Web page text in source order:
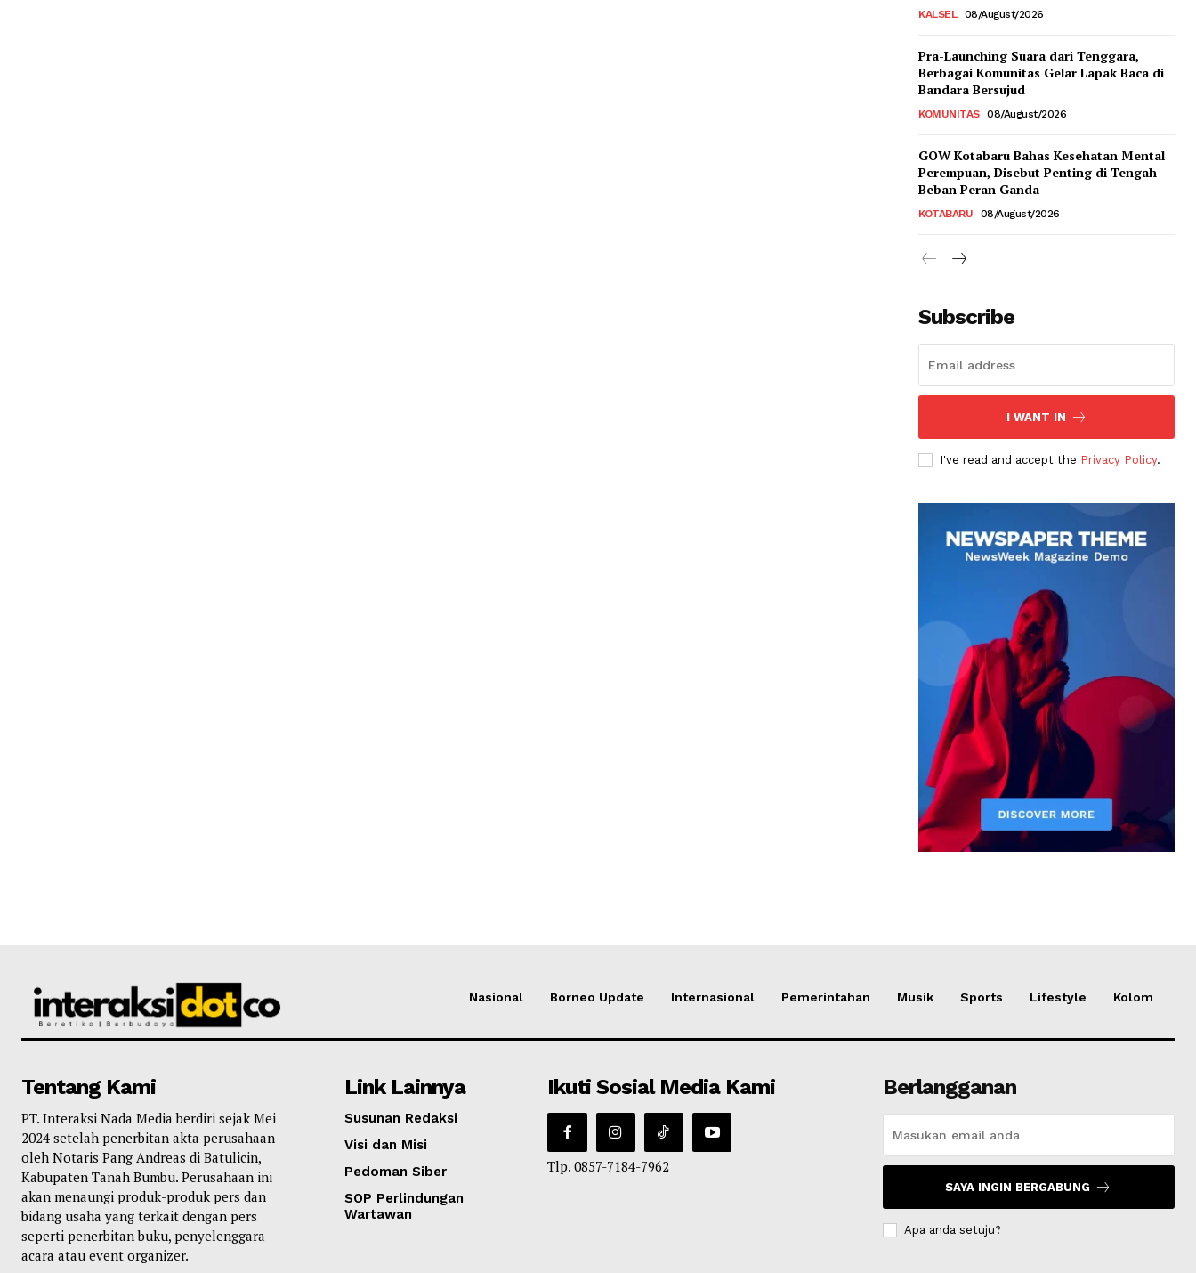
KALSEL 08/August/2026
Pra-Launching Suara dari Tenggara,
Berbagai Komunitas Gelar Lapak Baca di
Bandara Bersujud
KOMUNITAS 08/August/2026
GOW Kotabaru Bahas Kesehatan Mental
Perempuan, Disebut Penting di Tengah
Beban Peran Ganda
KOTABARU 08/August/2026
Subscribe
I WANT IN
I've read and accept the Privacy Policy.
Nasional Borneo Update Internasional Pemerintahan Musik Sports Lifestyle Kolom
Tentang Kami
PT. Interaksi Nada Media berdiri sejak Mei
2024 setelah penerbitan akta perusahaan
oleh Notaris Pang Andreas di Batulicin,
Kabupaten Tanah Bumbu. Perusahaan ini
akan menaungi produk-produk pers dan
bidang usaha yang terkait dengan pers
seperti penerbitan buku, penyelenggara
acara atau event organizer.
Link Lainnya
Susunan Redaksi
Visi dan Misi
Pedoman Siber
SOP Perlindungan
Wartawan
Ikuti Sosial Media Kami
Tlp. 0857-7184-7962
Berlangganan
SAYA INGIN BERGABUNG
Apa anda setuju?